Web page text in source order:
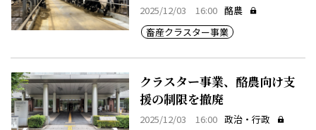
2025/12/03 16:00 酪農
畜産クラスター事業
クラスター事業、酪農向け支
援の制限を撤廃
2025/12/03 16:00 政治・行政